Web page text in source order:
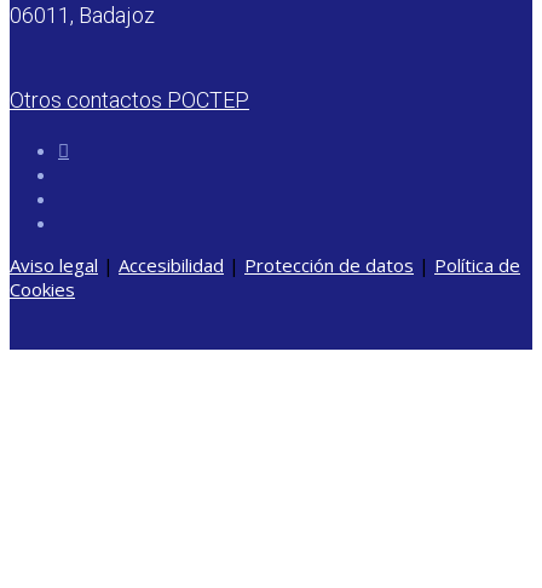
06011, Badajoz
Otros contactos POCTEP
Aviso legal | Accesibilidad | Protección de datos | Política de
Cookies